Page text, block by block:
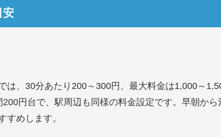
安
は、30分あたり200～300円、最大料金は1,000～
円台で、駅周辺も同様の料金設定です。早朝から
すめします。